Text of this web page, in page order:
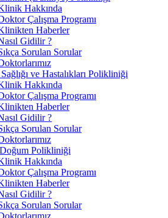
Hakkında
Çalışma Programı
Haberler
Gidilir ?
Sorulan Sorular
ve Hastalıkları Polikliniği
Hakkında
Çalışma Programı
Haberler
Gidilir ?
Sorulan Sorular
Polikliniği
Hakkında
Çalışma Programı
Haberler
Gidilir ?
Sorulan Sorular